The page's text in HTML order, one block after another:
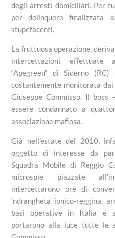
degli arresti domiciliari. Per
per delinquere finalizzata
stupefacenti.
La fruttuosa operazione,
intercettazioni, effettuate
“Apegreen” di Siderno
costantemente monitorata
Giuseppe Commisso. Il
essere condannato a
associazione mafiosa.
Già nell’estate del 2010,
oggetto di interesse da
Squadra Mobile di Reggio
microspie piazzate
intercettarono ore di
‘ndrangheta ionico-reggina,
basi operative in Italia e
portarono alla luce tutte le